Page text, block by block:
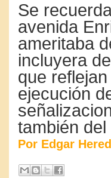
Se
avenida
ameritaba
incluyera
que
ejecución
también
Por Edgar